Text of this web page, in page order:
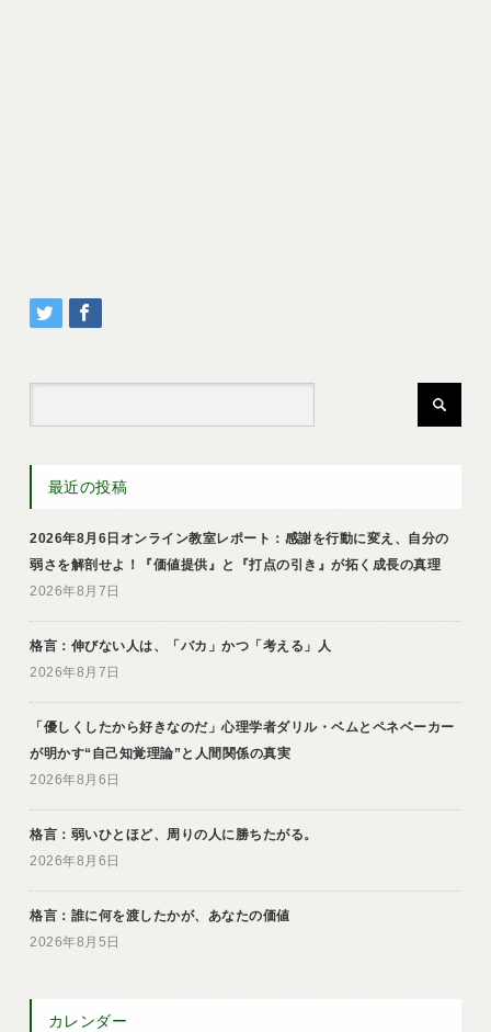
最近の投稿
2026年8月6日オンライン教室レポート：感謝を行動に変え、自分の
弱さを解剖せよ！『価値提供』と『打点の引き』が拓く成長の真理
2026年8月7日
格言：伸びない人は、「バカ」かつ「考える」人
2026年8月7日
「優しくしたから好きなのだ」心理学者ダリル・ベムとペネベーカー
が明かす“自己知覚理論”と人間関係の真実
2026年8月6日
格言：弱いひとほど、周りの人に勝ちたがる。
2026年8月6日
格言：誰に何を渡したかが、あなたの価値
2026年8月5日
カレンダー